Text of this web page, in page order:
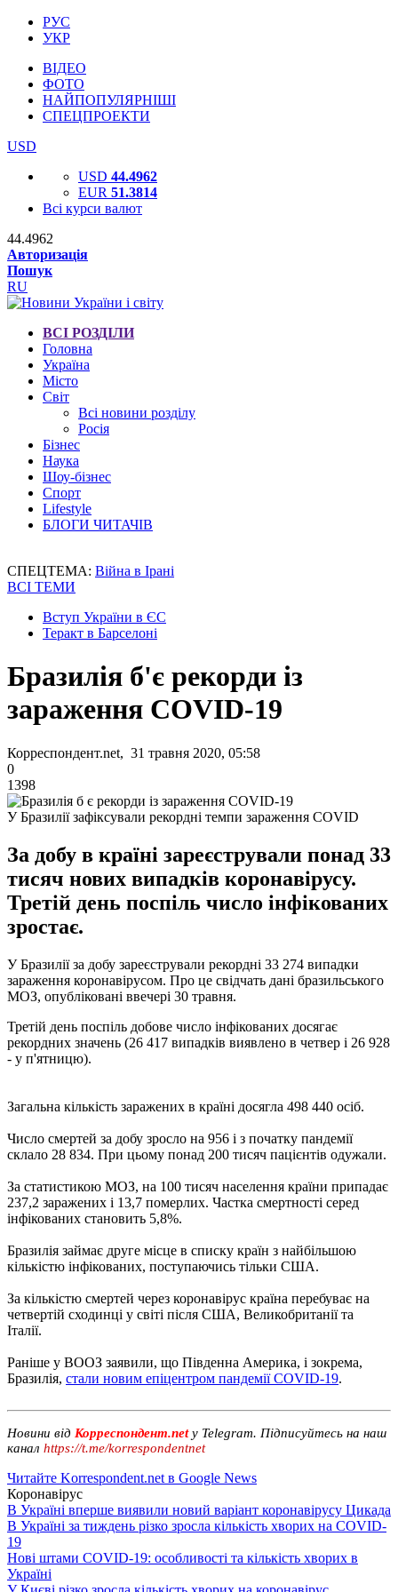
РУС
УКР
ВІДЕО
ФОТО
НАЙПОПУЛЯРНІШІ
СПЕЦПРОЕКТИ
USD
USD 44.4962
EUR 51.3814
Всі курси валют
44.4962
Авторизація
Пошук
RU
ВСІ РОЗДІЛИ
Головна
Україна
Місто
Світ
Всі новини розділу
Росія
Бізнес
Наука
Шоу-бізнес
Спорт
Lifestyle
БЛОГИ ЧИТАЧІВ
СПЕЦТЕМА: Війна в Ірані
ВСІ ТЕМИ
Вступ України в ЄС
Теракт в Барселоні
Бразилія б'є рекорди із
зараження COVID-19
Корреспондент.net, 31 травня 2020, 05:58
0
1398
У Бразилії зафіксували рекордні темпи зараження COVID
За добу в країні зареєстрували понад 33
тисяч нових випадків коронавірусу.
Третій день поспіль число інфікованих
зростає.
У Бразилії за добу зареєстрували рекордні 33 274 випадки
зараження коронавірусом. Про це свідчать дані бразильського
МОЗ, опубліковані ввечері 30 травня.
Третій день поспіль добове число інфікованих досягає
рекордних значень (26 417 випадків виявлено в четвер і 26 928
- у п'ятницю).
Загальна кількість заражених в країні досягла 498 440 осіб.
Число смертей за добу зросло на 956 і з початку пандемії
склало 28 834. При цьому понад 200 тисяч пацієнтів одужали.
За статистикою МОЗ, на 100 тисяч населення країни припадає
237,2 заражених і 13,7 померлих. Частка смертності серед
інфікованих становить 5,8%.
Бразилія займає друге місце в списку країн з найбільшою
кількістю інфікованих, поступаючись тільки США.
За кількістю смертей через коронавірус країна перебуває на
четвертій сходинці у світі після США, Великобританії та
Італії.
Раніше у ВООЗ заявили, що Південна Америка, і зокрема,
Бразилія, стали новим епіцентром пандемії COVID-19.
Новини від Корреспондент.netу Telegram. Підписуйтесь на наш
канал https://t.me/korrespondentnet
Читайте Korrespondent.net в Google News
Коронавірус
В Україні вперше виявили новий варіант коронавірусу Цикада
В Україні за тиждень різко зросла кількість хворих на COVID-
19
Нові штами COVID-19: особливості та кількість хворих в
Україні